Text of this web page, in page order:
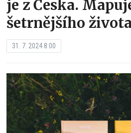
je z Česka.
šetrnějšího života
31. 7. 2024 8:00